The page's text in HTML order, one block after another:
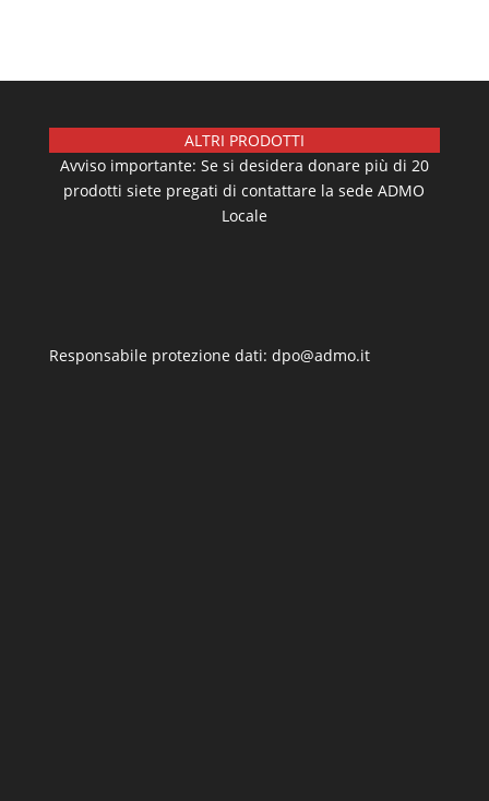
ALTRI PRODOTTI
Avviso importante: Se si desidera donare più di 20
prodotti siete pregati di contattare la sede ADMO
Locale
Responsabile protezione dati: dpo@admo.it